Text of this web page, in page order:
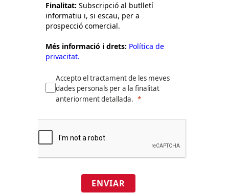
Finalitat: Subscripció al butlletí
informatiu i, si escau, per a
prospecció comercial.
Més informació i drets: Política de
privacitat.
Accepto el tractament de les meves
dades personals per a la finalitat
anteriorment detallada.
ENVIAR